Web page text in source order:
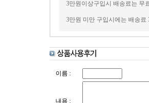
3만원이상구입시 배송료는 무
3만원 미만 구입시에는 배송료
이름 :
내용 :